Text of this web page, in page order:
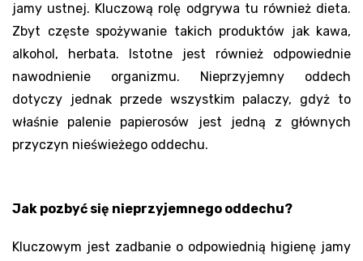
jamy ustnej. Kluczową rolę odgrywa tu również dieta.
Zbyt częste spożywanie takich produktów jak kawa,
alkohol, herbata. Istotne jest również odpowiednie
nawodnienie organizmu. Nieprzyjemny oddech
dotyczy jednak przede wszystkim palaczy, gdyż to
właśnie palenie papierosów jest jedną z głównych
przyczyn nieświeżego oddechu.
Jak pozbyć się nieprzyjemnego oddechu?
Kluczowym jest zadbanie o odpowiednią higienę jamy